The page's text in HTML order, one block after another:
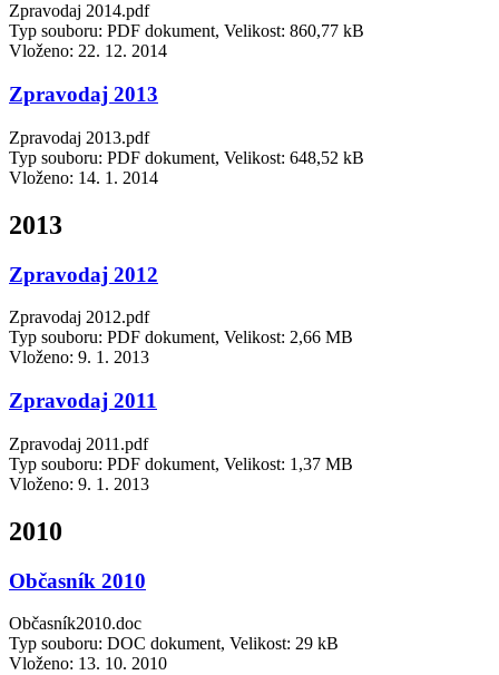
Zpravodaj 2014.pdf
Typ souboru: PDF dokument, Velikost: 860,77 kB
Vloženo: 22. 12. 2014
Zpravodaj 2013
Zpravodaj 2013.pdf
Typ souboru: PDF dokument, Velikost: 648,52 kB
Vloženo: 14. 1. 2014
2013
Zpravodaj 2012
Zpravodaj 2012.pdf
Typ souboru: PDF dokument, Velikost: 2,66 MB
Vloženo: 9. 1. 2013
Zpravodaj 2011
Zpravodaj 2011.pdf
Typ souboru: PDF dokument, Velikost: 1,37 MB
Vloženo: 9. 1. 2013
2010
Občasník 2010
Občasník2010.doc
Typ souboru: DOC dokument, Velikost: 29 kB
Vloženo: 13. 10. 2010